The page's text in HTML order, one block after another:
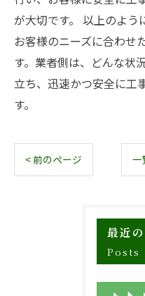
が大切です。 以上のよう
お客様のニーズに合わせ
す。業者側は、どんな状
立ち、迅速かつ安全に工
す。
< 前のページ 一
最近
Posts